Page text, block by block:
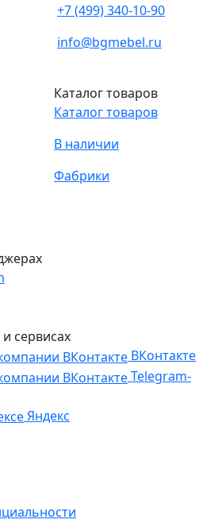
+7 (499) 340-10-90
info@bgmebel.ru
Каталог товаров
Каталог товаров
В наличии
Фабрики
сервисах
ВКонтакте
Telegram-
Яндекс